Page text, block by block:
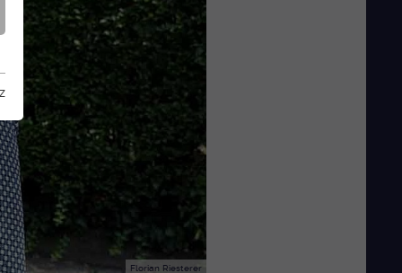
Florian Riesterer